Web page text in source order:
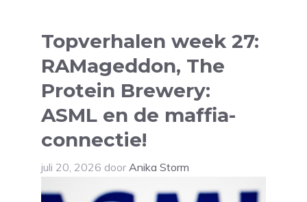
Topverhalen week 27:
RAMageddon, The
Protein Brewery:
ASML en de maffia-
connectie!
juli 20, 2026 door Anika Storm